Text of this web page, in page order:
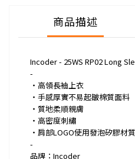
商品描述
Incoder - 25WS RP02 Long
-
・高領長袖上衣
・手感厚實不易起皺棉質面料
・質地柔順親膚
・高密度刺繡
・肩部LOGO使用發泡矽膠材質
-
品牌：Incoder